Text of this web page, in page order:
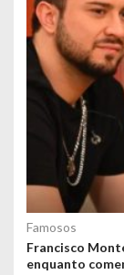
Famosos
Francisco
enquanto